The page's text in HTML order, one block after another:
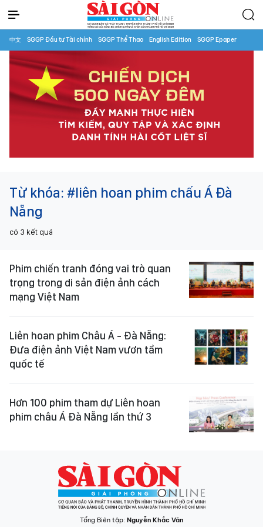
中文 SGGP Đầu tư Tài chính SGGP Thể Thao English Edition SGGP Epaper
Từ khóa: #liên hoan phim chấu Á Đà
Nẵng
có 3 kết quả
Phim chiến tranh đóng vai trò quan
trọng trong di sản điện ảnh cách
mạng Việt Nam
Liên hoan phim Châu Á - Đà Nẵng:
Đưa điện ảnh Việt Nam vươn tầm
quốc tế
Hơn 100 phim tham dự Liên hoan
phim châu Á Đà Nẵng lần thứ 3
Tổng Biên tập: Nguyễn Khắc Văn